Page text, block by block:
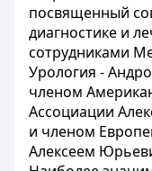
посвященный
диагностике и
сотрудниками
Урология -
членом
Ассоциации
и членом
Алексеем